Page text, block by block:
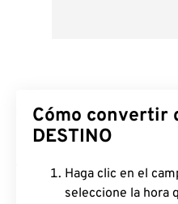
Cómo convertir
DESTINO
Haga clic en el
seleccione la hora